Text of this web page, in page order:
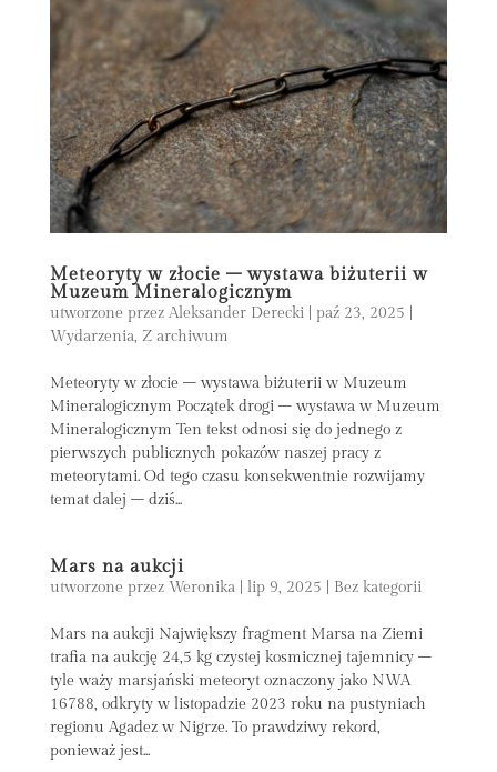
Meteoryty w złocie – wystawa biżuterii w
Muzeum Mineralogicznym
utworzone przez Aleksander Derecki| paź 23, 2025
Wydarzenia, Z archiwum
Meteoryty w złocie – wystawa biżuterii w Muzeum
Mineralogicznym Początek drogi – wystawa w Muzeum
Mineralogicznym Ten tekst odnosi się do jednego z
pierwszych publicznych pokazów naszej pracy z
meteorytami. Od tego czasu konsekwentnie rozwijamy
temat dalej – dziś...
Mars na aukcji
utworzone przez Weronika| lip 9, 2025 Bez kategorii
Mars na aukcji Największy fragment Marsa na Ziemi
trafia na aukcję 24,5 kg czystej kosmicznej tajemnicy –
tyle waży marsjański meteoryt oznaczony jako NWA
16788, odkryty w listopadzie 2023 roku na pustyniach
regionu Agadez w Nigrze. To prawdziwy rekord,
ponieważ jest...